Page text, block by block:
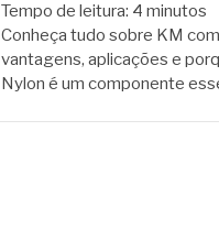
Tempo de leitura: 4 minutos
Conheça tudo sobre KM
vantagens, aplicações e
Nylon é um componente